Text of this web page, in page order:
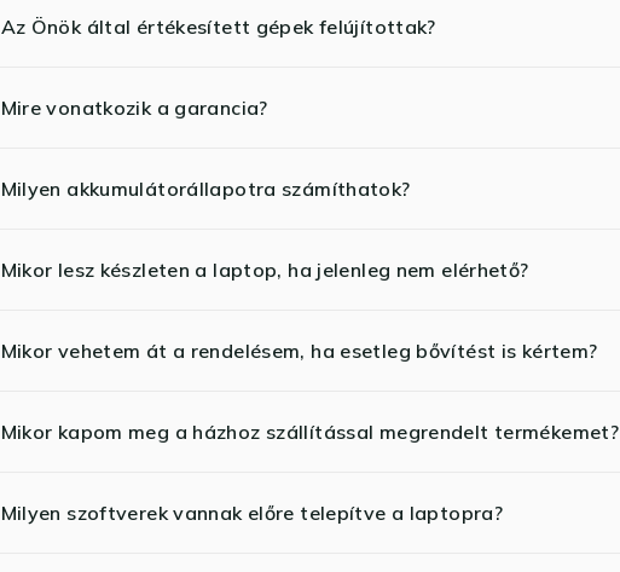
Az Önök által értékesített gépek felújítottak?
Mire vonatkozik a garancia?
Milyen akkumulátorállapotra számíthatok?
Mikor lesz készleten a laptop, ha jelenleg nem elérhető?
Mikor vehetem át a rendelésem, ha esetleg bővítést is kértem?
Mikor kapom meg a házhoz szállítással megrendelt termékemet?
Milyen szoftverek vannak előre telepítve a laptopra?